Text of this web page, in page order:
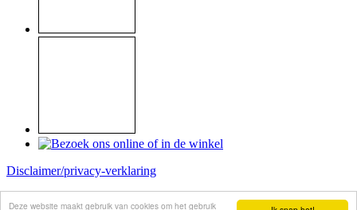
Deze website maakt gebruik van cookies om het gebruik
Disclaimer/privacy-verklaring